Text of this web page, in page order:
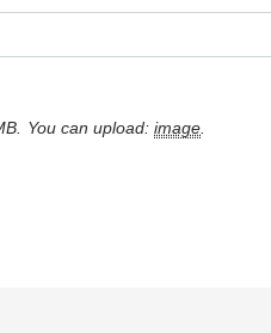
You can upload: image